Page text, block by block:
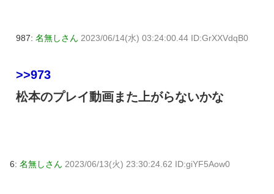
987: 名無しさん 2023/06/14(水) 03:24:00.44 ID:GrXXVdqB0
>>973
松本のプレイ動画また上がらないかな
6: 名無しさん 2023/06/13(火) 23:30:24.62 ID:giYF5Aow0